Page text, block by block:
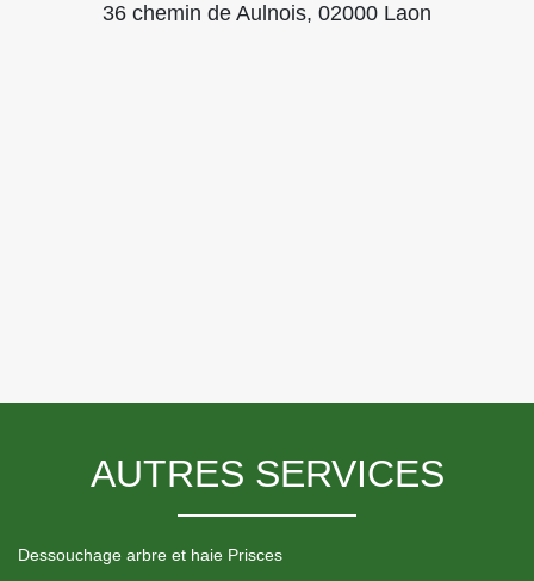
36 chemin de Aulnois, 02000 Laon
AUTRES SERVICES
Dessouchage arbre et haie Prisces